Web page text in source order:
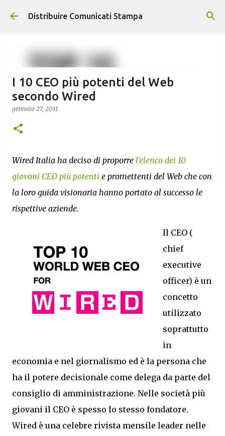
Passa ai contenuti principali
Distribuire Comunicati Stampa
I 10 CEO più potenti del Web
secondo Wired
gennaio 27, 2011
Wired Italia ha deciso di proporre l'elenco dei 10
giovani CEO più potenti e promettenti del Web che con
la loro guida visionaria hanno portato al successo le
rispettive aziende.
Il CEO (
chief
executive
officer) è un
concetto
utilizzato
soprattutto
in
economia e nel giornalismo ed è la persona che
ha il potere decisionale come delega da parte del
consiglio di amministrazione. Nelle società più
giovani il CEO è spesso lo stesso fondatore.
Wired è una celebre rivista mensile leader nelle